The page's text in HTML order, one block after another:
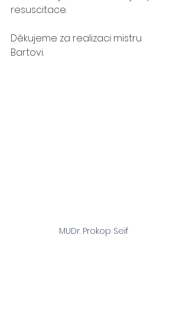
resuscitace.
Děkujeme za realizaci mistru
Bartovi.
MUDr. Prokop Seif